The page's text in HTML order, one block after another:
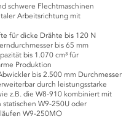
schwere Flechtmaschinen
Arbeitsrichtung mit
für dicke Drähte bis 120 N
bis 65 mm
bis 1.070 cm³ für
Produktion
bis 2.500 mm Durchmesser
durch leistungsstarke
z.B. die W8-910 kombiniert mit
W9-250U oder
W9-250MO